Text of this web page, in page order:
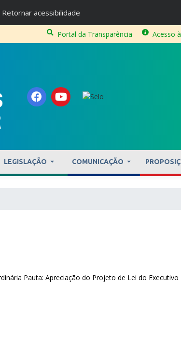
Retornar acessibilidade
Portal da Transparência Acesso
LEGISLAÇÃO COMUNICAÇÃO
Pauta: Apreciação do Projeto de Lei do Executivo